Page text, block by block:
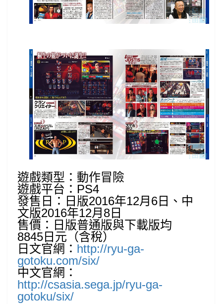
遊戲類型：動作冒險
遊戲平台：PS4
發售日：日版2016年12月6日、中
文版2016年12月8日
售價：日版普通版與下載版均
8845日元（含稅）
日文官網： http://ryu-ga-
gotoku.com/six/
中文官網：
http://csasia.sega.jp/ryu-ga-
gotoku/six/